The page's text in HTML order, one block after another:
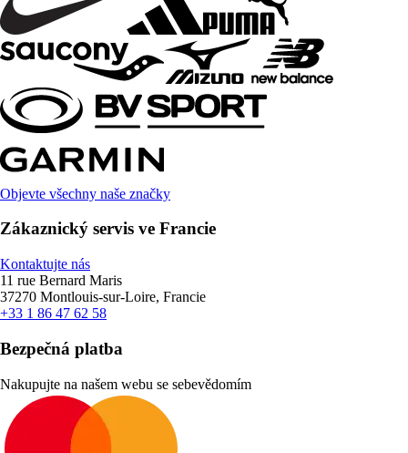
Objevte všechny naše značky
Zákaznický servis ve Francie
Kontaktujte nás
11 rue Bernard Maris
37270 Montlouis-sur-Loire, Francie
+33 1 86 47 62 58
Bezpečná platba
Nakupujte na našem webu se sebevědomím